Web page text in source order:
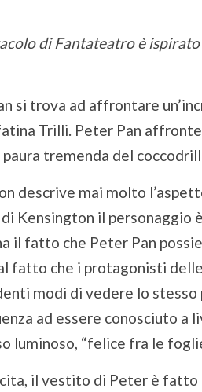
di Fantateatro è
si trova ad affrontare
Trilli. Peter Pan
paura tremenda del
descrive mai molto
Kensington il personaggio
il fatto che Peter Pan
fatto che i protagonisti
modi di vedere lo
ad essere conosciuto a
luminoso, “felice fra le
il vestito di Peter è fatto